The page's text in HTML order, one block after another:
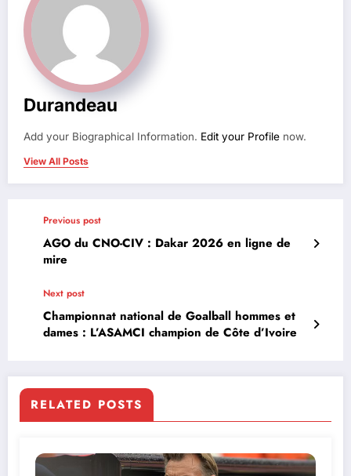
Durandeau
Add your Biographical Information. Edit your Profile now.
View All Posts
Previous post
AGO du CNO-CIV : Dakar 2026 en ligne de
mire
Next post
Championnat national de Goalball hommes et
dames : L’ASAMCI champion de Côte d’Ivoire
RELATED POSTS